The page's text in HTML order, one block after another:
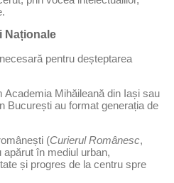
Naționale
pentru deșteptarea
Academia Mihăileană din Iași sau
București au format generația de
(Curierul Românesc,
apărut în mediul urban,
și progres de la centru spre